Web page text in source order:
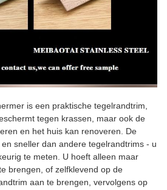
is een praktische tegelrandtrim,
tegen krassen, maar ook de
en het huis kan renoveren. De
sneller dan andere tegelrandtrims - u
te meten. U hoeft alleen maar
brengen, of zelfklevend op de
aan te brengen, vervolgens op